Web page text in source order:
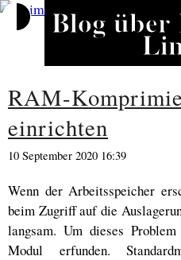
Blog über
RAM-
einrichten
10 September 2020 16:39
Wenn der Arbeitsspeicher
beim Zugriff auf die
langsam. Um dieses
Modul erfunden.